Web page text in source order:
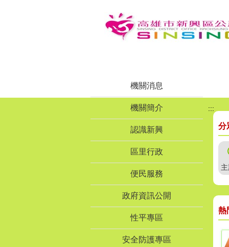
機關消息
機關簡介
認識新興
區里行政
便民服務
政府資訊公開
性平專區
安全防護專區
前
圖
片:
六
夜
市
:::
分
熱